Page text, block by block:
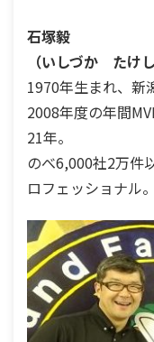
石塚毅
（いしづか たけし
1970年生まれ、新
2008年度の年間
21年。
のべ6,000社2万件
ロフェッショナル。